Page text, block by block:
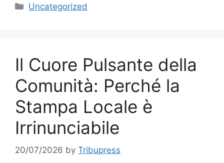
Categories
Uncategorized
Il Cuore Pulsante della
Comunità: Perché la
Stampa Locale è
Irrinunciabile
20/07/2026 by Tribupress